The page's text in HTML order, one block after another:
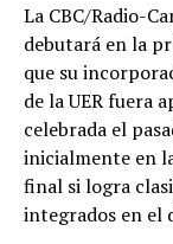
La CBC/Radio-
debutará en la
que su
de la UER fuera
celebrada el
inicialmente en
final si logra
integrados en el